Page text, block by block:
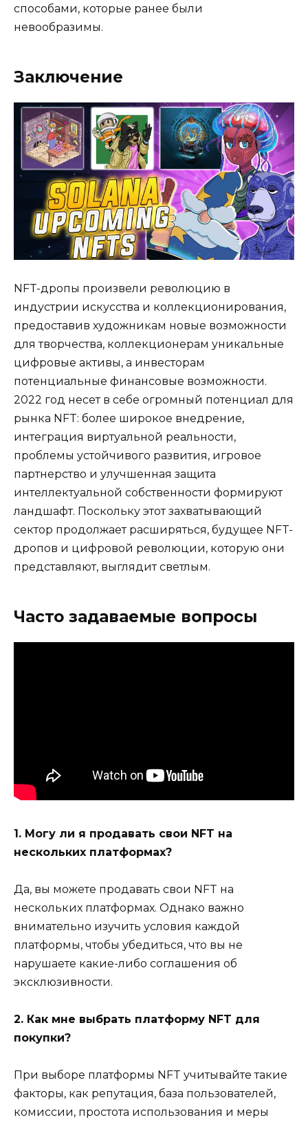
способами, которые ранее были
невообразимы.
Заключение
NFT-дропы произвели революцию в
индустрии искусства и коллекционирования,
предоставив художникам новые возможности
для творчества, коллекционерам уникальные
цифровые активы, а инвесторам
потенциальные финансовые возможности.
2022 год несет в себе огромный потенциал для
рынка NFT: более широкое внедрение,
интеграция виртуальной реальности,
проблемы устойчивого развития, игровое
партнерство и улучшенная защита
интеллектуальной собственности формируют
ландшафт. Поскольку этот захватывающий
сектор продолжает расширяться, будущее NFT-
дропов и цифровой революции, которую они
представляют, выглядит светлым.
Часто задаваемые вопросы
1. Могу ли я продавать свои NFT на
нескольких платформах?
Да, вы можете продавать свои NFT на
нескольких платформах. Однако важно
внимательно изучить условия каждой
платформы, чтобы убедиться, что вы не
нарушаете какие-либо соглашения об
эксклюзивности.
2. Как мне выбрать платформу NFT для
покупки?
При выборе платформы NFT учитывайте такие
факторы, как репутация, база пользователей,
комиссии, простота использования и меры